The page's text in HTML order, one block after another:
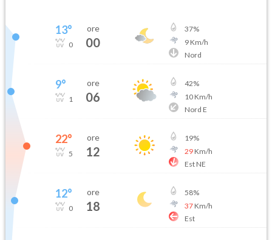
13°
0
ore
00
37%
9Km/h
Nord
9°
1
ore
06
42%
10Km/h
Nord E
22°
5
ore
12
19%
29Km/h
Est NE
12°
0
ore
18
58%
37Km/h
Est